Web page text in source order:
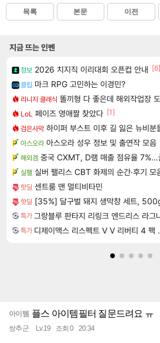
목록 본문 이전
지금 뜨는 인벤
정보 2026 치지직 이리대회 오픈컵 안내 [6]
클립 마크 RPG 고민하는 이경민?
리니지 클래식 똘끼형 다 좋은데 해외작업장 도와
LoL 페이즈 영애짤 찾았다 [1]
검은사막 하이퍼 부스트 이후 길 잃은 뉴비분
아스오라 아스오라 성우 정보 및 출연작 모음
해외겜 중국 CXMT, D램 매출 점유율 7%…
실팰 실버 팰리스 CBT 화제의 순간·후기 모
핫딜 센트룸 맨 멀티비타민
핫딜 [35%] 달구벌 돼지 생막창 세트,
특가
특가 디제이맥스 리
아이템 플스 아이템필터 질문드려요 ㅠ
쌍추군 Lv.19 조회 0 20:34